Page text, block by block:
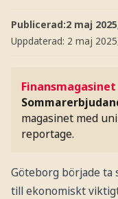
Publicerad:2 maj
Uppdaterad: 2 maj
Finansmagasinet
magasinet med
reportage.
Göteborg började
till ekonomiskt